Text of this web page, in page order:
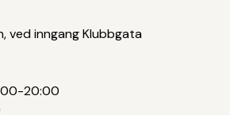
ved inngang Klubbgata
20:00